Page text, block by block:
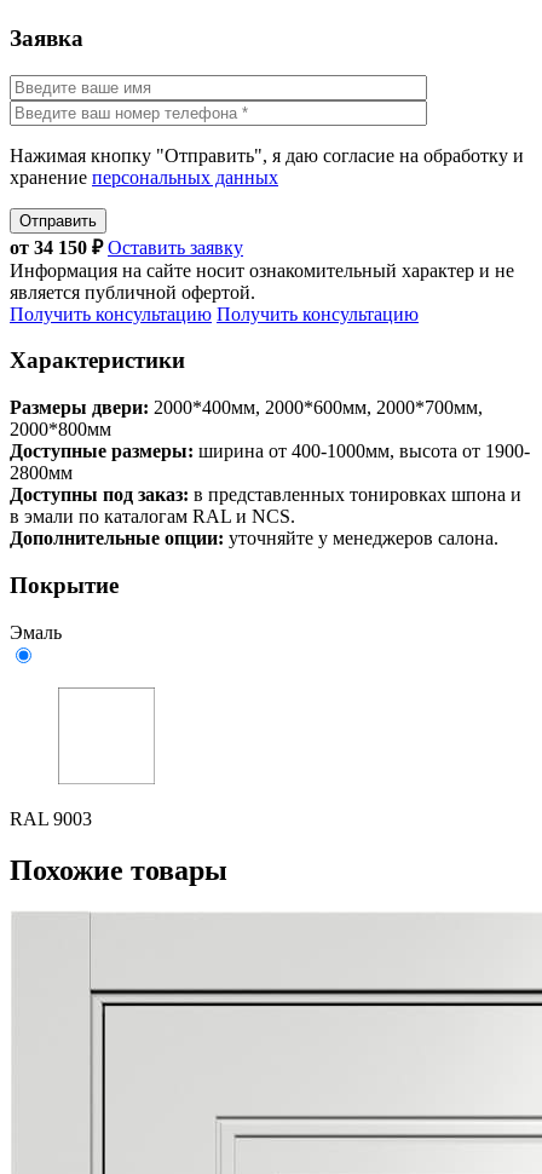
Заявка
Нажимая кнопку "Отправить", я даю согласие на обработку и
хранение персональных данных
Отправить
от 34 150 ₽Оставить заявку
Информация на сайте носит ознакомительный характер и не
является публичной офертой.
Получить консультацию Получить консультацию
Характеристики
Размеры двери: 2000*400мм, 2000*600мм, 2000*700мм,
2000*800мм
Доступные размеры: ширина от 400-1000мм, высота от 1900-
2800мм
Доступны под заказ: в представленных тонировках шпона и
в эмали по каталогам RAL и NCS.
Дополнительные опции: уточняйте у менеджеров салона.
Покрытие
Эмаль
RAL 9003
Похожие товары